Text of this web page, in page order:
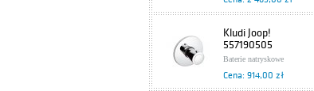
Kludi Joop!
557190505
Baterie natryskowe
Cena: 914,00 zł